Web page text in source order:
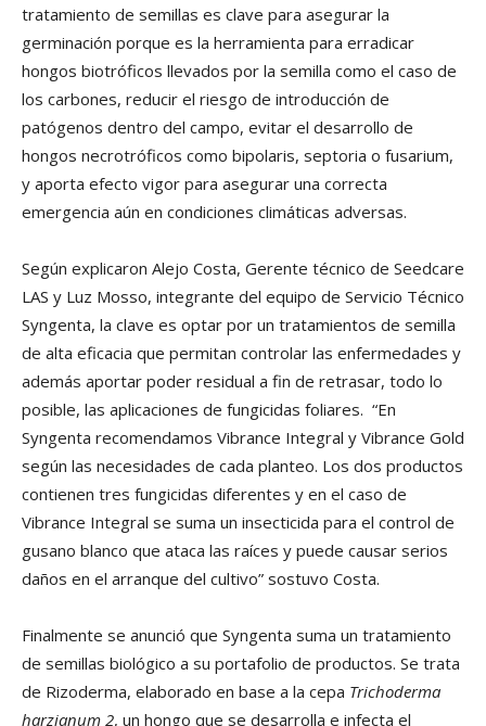
tratamiento de semillas es clave para asegurar la
germinación porque es la herramienta para erradicar
hongos biotróficos llevados por la semilla como el caso de
los carbones, reducir el riesgo de introducción de
patógenos dentro del campo, evitar el desarrollo de
hongos necrotróficos como bipolaris, septoria o fusarium,
y aporta efecto vigor para asegurar una correcta
emergencia aún en condiciones climáticas adversas.
Según explicaron Alejo Costa, Gerente técnico de Seedcare
LAS y Luz Mosso, integrante del equipo de Servicio Técnico
Syngenta, la clave es optar por un tratamientos de semilla
de alta eficacia que permitan controlar las enfermedades y
además aportar poder residual a fin de retrasar, todo lo
posible, las aplicaciones de fungicidas foliares. “En
Syngenta recomendamos Vibrance Integral y Vibrance Gold
según las necesidades de cada planteo. Los dos productos
contienen tres fungicidas diferentes y en el caso de
Vibrance Integral se suma un insecticida para el control de
gusano blanco que ataca las raíces y puede causar serios
daños en el arranque del cultivo” sostuvo Costa.
Finalmente se anunció que Syngenta suma un tratamiento
de semillas biológico a su portafolio de productos. Se trata
de Rizoderma, elaborado en base a la cepa Trichoderma
harzianum 2, un hongo que se desarrolla e infecta el